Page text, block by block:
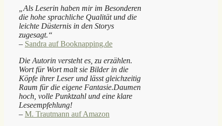
„Als Leserin haben mir im Besonderen
die hohe sprachliche Qualität und die
leichte Düsternis in den Storys
zugesagt.“
– Sandra auf Booknapping.de
Die Autorin versteht es, zu erzählen.
Wort für Wort malt sie Bilder in die
Köpfe ihrer Leser und lässt gleichzeitig
Raum für die eigene Fantasie.Daumen
hoch, volle Punktzahl und eine klare
Leseempfehlung!
– M. Trautmann auf Amazon